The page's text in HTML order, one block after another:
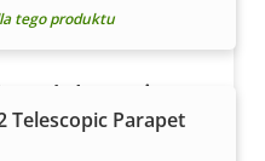
tego produktu
Telescopic Parapet
Axis?
Znajdź dane